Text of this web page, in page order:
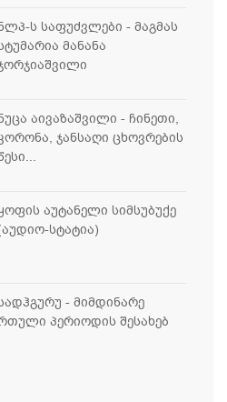
ს საფუძვლები - მაგმას
მანანა
აივაზაშვილი - ჩინეთი,
ჯანსაღი ცხოვრების
აუტანელი სიმსუბუქე
სტატია)
- მიმდინარე
პერიოდის შესახებ